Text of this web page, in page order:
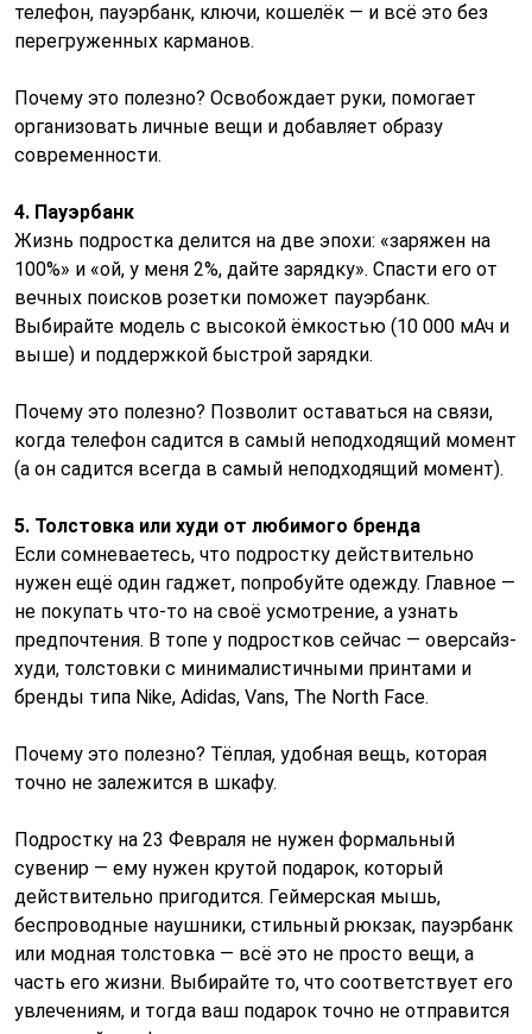
телефон, пауэрбанк, ключи, кошелёк — и всё это без
перегруженных карманов.
Почему это полезно? Освобождает руки, помогает
организовать личные вещи и добавляет образу
современности.
4. Пауэрбанк
Жизнь подростка делится на две эпохи: «заряжен на
100%» и «ой, у меня 2%, дайте зарядку». Спасти его от
вечных поисков розетки поможет пауэрбанк.
Выбирайте модель с высокой ёмкостью (10 000 мАч и
выше) и поддержкой быстрой зарядки.
Почему это полезно? Позволит оставаться на связи,
когда телефон садится в самый неподходящий момент
(а он садится всегда в самый неподходящий момент).
5. Толстовка или худи от любимого бренда
Если сомневаетесь, что подростку действительно
нужен ещё один гаджет, попробуйте одежду. Главное —
не покупать что-то на своё усмотрение, а узнать
предпочтения. В топе у подростков сейчас — оверсайз-
худи, толстовки с минималистичными принтами и
бренды типа Nike, Adidas, Vans, The North Face.
Почему это полезно? Тёплая, удобная вещь, которая
точно не залежится в шкафу.
Подростку на 23 Февраля не нужен формальный
сувенир — ему нужен крутой подарок, который
действительно пригодится. Геймерская мышь,
беспроводные наушники, стильный рюкзак, пауэрбанк
или модная толстовка — всё это не просто вещи, а
часть его жизни. Выбирайте то, что соответствует его
увлечениям, и тогда ваш подарок точно не отправится